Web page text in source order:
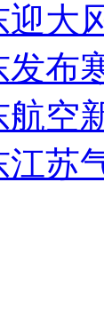
迎大
发布
航空
江苏